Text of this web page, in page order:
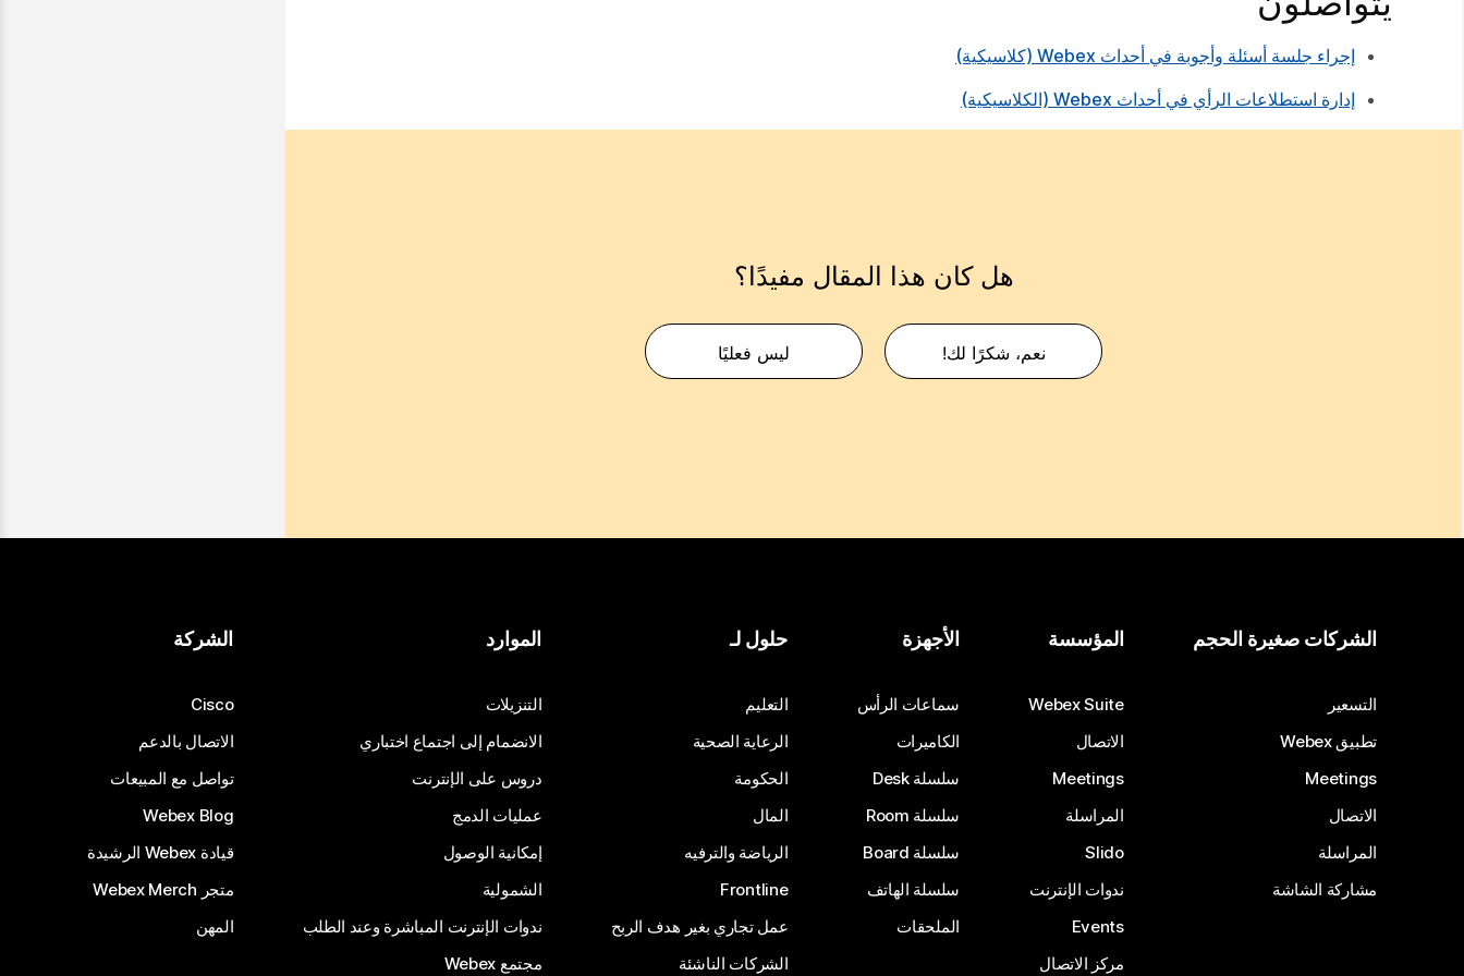
إجراء جلسة أسئلة وأجوبة في أحداث Webex (كلاسيكية)
إدارة استطلاعات الرأي في أحداث Webex (الكلاسيكية)
هل كان هذا المقال مفيدًا؟
نعم، شكرًا لك! ليس فعليًا
الشركات صغيرة الحجم
التسعير
تطبيق Webex
Meetings
الاتصال
المراسلة
مشاركة الشاشة
المؤسسة
Webex Suite
الاتصال
Meetings
المراسلة
Slido
ندوات الإنترنت
Events
مركز الاتصال
الأجهزة
سماعات الرأس
الكاميرات
سلسلة Desk
سلسلة Room
سلسلة Board
سلسلة الهاتف
الملحقات
حلول لـ
التعليم
الرعاية الصحية
الحكومة
المال
الرياضة والترفيه
Frontline
عمل تجاري بغير هدف الربح
الشركات الناشئة
الموارد
التنزيلات
الانضمام إلى اجتماع اختباري
دروس على الإنترنت
عمليات الدمج
إمكانية الوصول
الشمولية
ندوات الإنترنت المباشرة وعند الطلب
مجتمع Webex
الشركة
Cisco
الاتصال بالدعم
تواصل مع المبيعات
Webex Blog
قيادة Webex الرشيدة
متجر Webex Merch
المهن